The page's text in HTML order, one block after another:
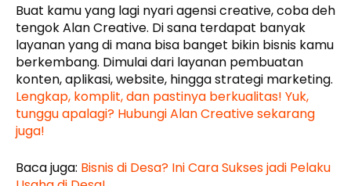
Buat kamu yang lagi nyari agensi creative, coba deh
tengok Alan Creative. Di sana terdapat banyak
layanan yang di mana bisa banget bikin bisnis kamu
berkembang. Dimulai dari layanan pembuatan
konten, aplikasi, website, hingga strategi marketing.
Lengkap, komplit, dan pastinya berkualitas! Yuk,
tunggu apalagi? Hubungi Alan Creative sekarang
juga!
Baca juga: Bisnis di Desa? Ini Cara Sukses jadi Pelaku